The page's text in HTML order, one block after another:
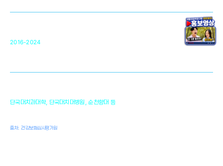
2016-2024 34
단국대치과대학, 단국대치대병원, 순천향대 등
출처: 건강보험심사평가원